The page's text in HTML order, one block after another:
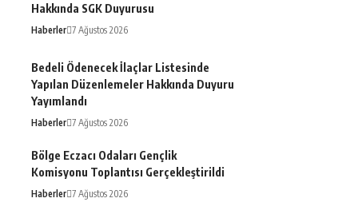
Hakkında SGK Duyurusu
Haberler 7 Ağustos 2026
Bedeli Ödenecek İlaçlar Listesinde
Yapılan Düzenlemeler Hakkında Duyuru
Yayımlandı
Haberler 7 Ağustos 2026
Bölge Eczacı Odaları Gençlik
Komisyonu Toplantısı Gerçekleştirildi
Haberler 7 Ağustos 2026